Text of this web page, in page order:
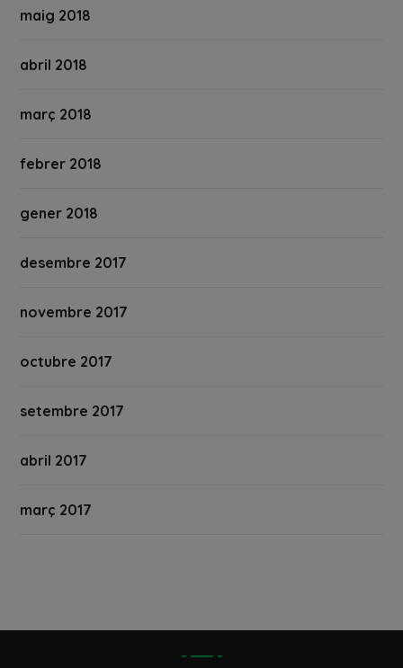
maig 2018
abril 2018
març 2018
febrer 2018
gener 2018
desembre 2017
novembre 2017
octubre 2017
setembre 2017
abril 2017
març 2017